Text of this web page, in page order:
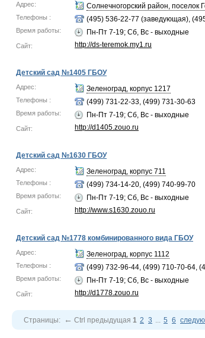
Адрес: Солнечногорский район, поселок
Телефоны : (495) 536-22-77 (заведующая),
Время работы: Пн-Пт 7-19; Сб, Вс - выходные
Сайт: http://ds-teremok.my1.ru
Детский сад №1405 ГБОУ
Адрес: Зеленоград, корпус 1217
Телефоны : (499) 731-22-33, (499) 731-30-63
Время работы: Пн-Пт 7-19; Сб, Вс - выходные
Сайт: http://d1405.zouo.ru
Детский сад №1630 ГБОУ
Адрес: Зеленоград, корпус 711
Телефоны : (499) 734-14-20, (499) 740-99-70
Время работы: Пн-Пт 7-19; Сб, Вс - выходные
Сайт: http://www.s1630.zouo.ru
Детский сад №1778 комбинированного вида ГБОУ
Адрес: Зеленоград, корпус 1112
Телефоны : (499) 732-96-44, (499) 710-70-64,
Время работы: Пн-Пт 7-19; Сб, Вс - выходные
Сайт: http://d1778.zouo.ru
Страницы: ← Ctrl предыдущая 1 2 3 ... 5 6